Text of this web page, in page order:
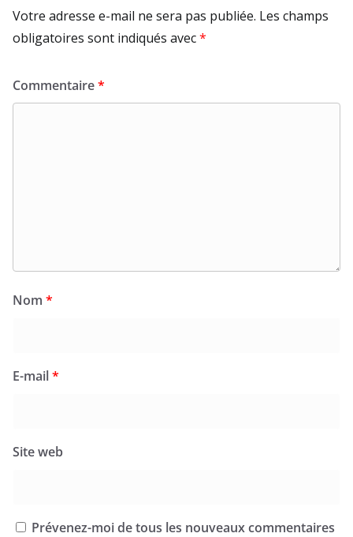
Votre adresse e-mail ne sera pas publiée. Les champs
obligatoires sont indiqués avec*
Commentaire*
Nom *
E-mail*
Site web
Prévenez-moi de tous les nouveaux commentaires